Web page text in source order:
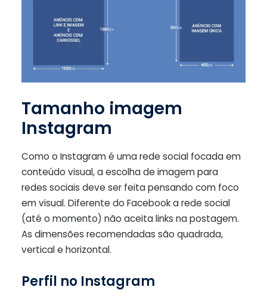
Tamanho imagem
Instagram
Como o Instagram é uma rede social focada em
conteúdo visual, a escolha de imagem para
redes sociais deve ser feita pensando com foco
em visual. Diferente do Facebook a rede social
(até o momento) não aceita links na postagem.
As dimensões recomendadas são quadrada,
vertical e horizontal.
Perfil no Instagram